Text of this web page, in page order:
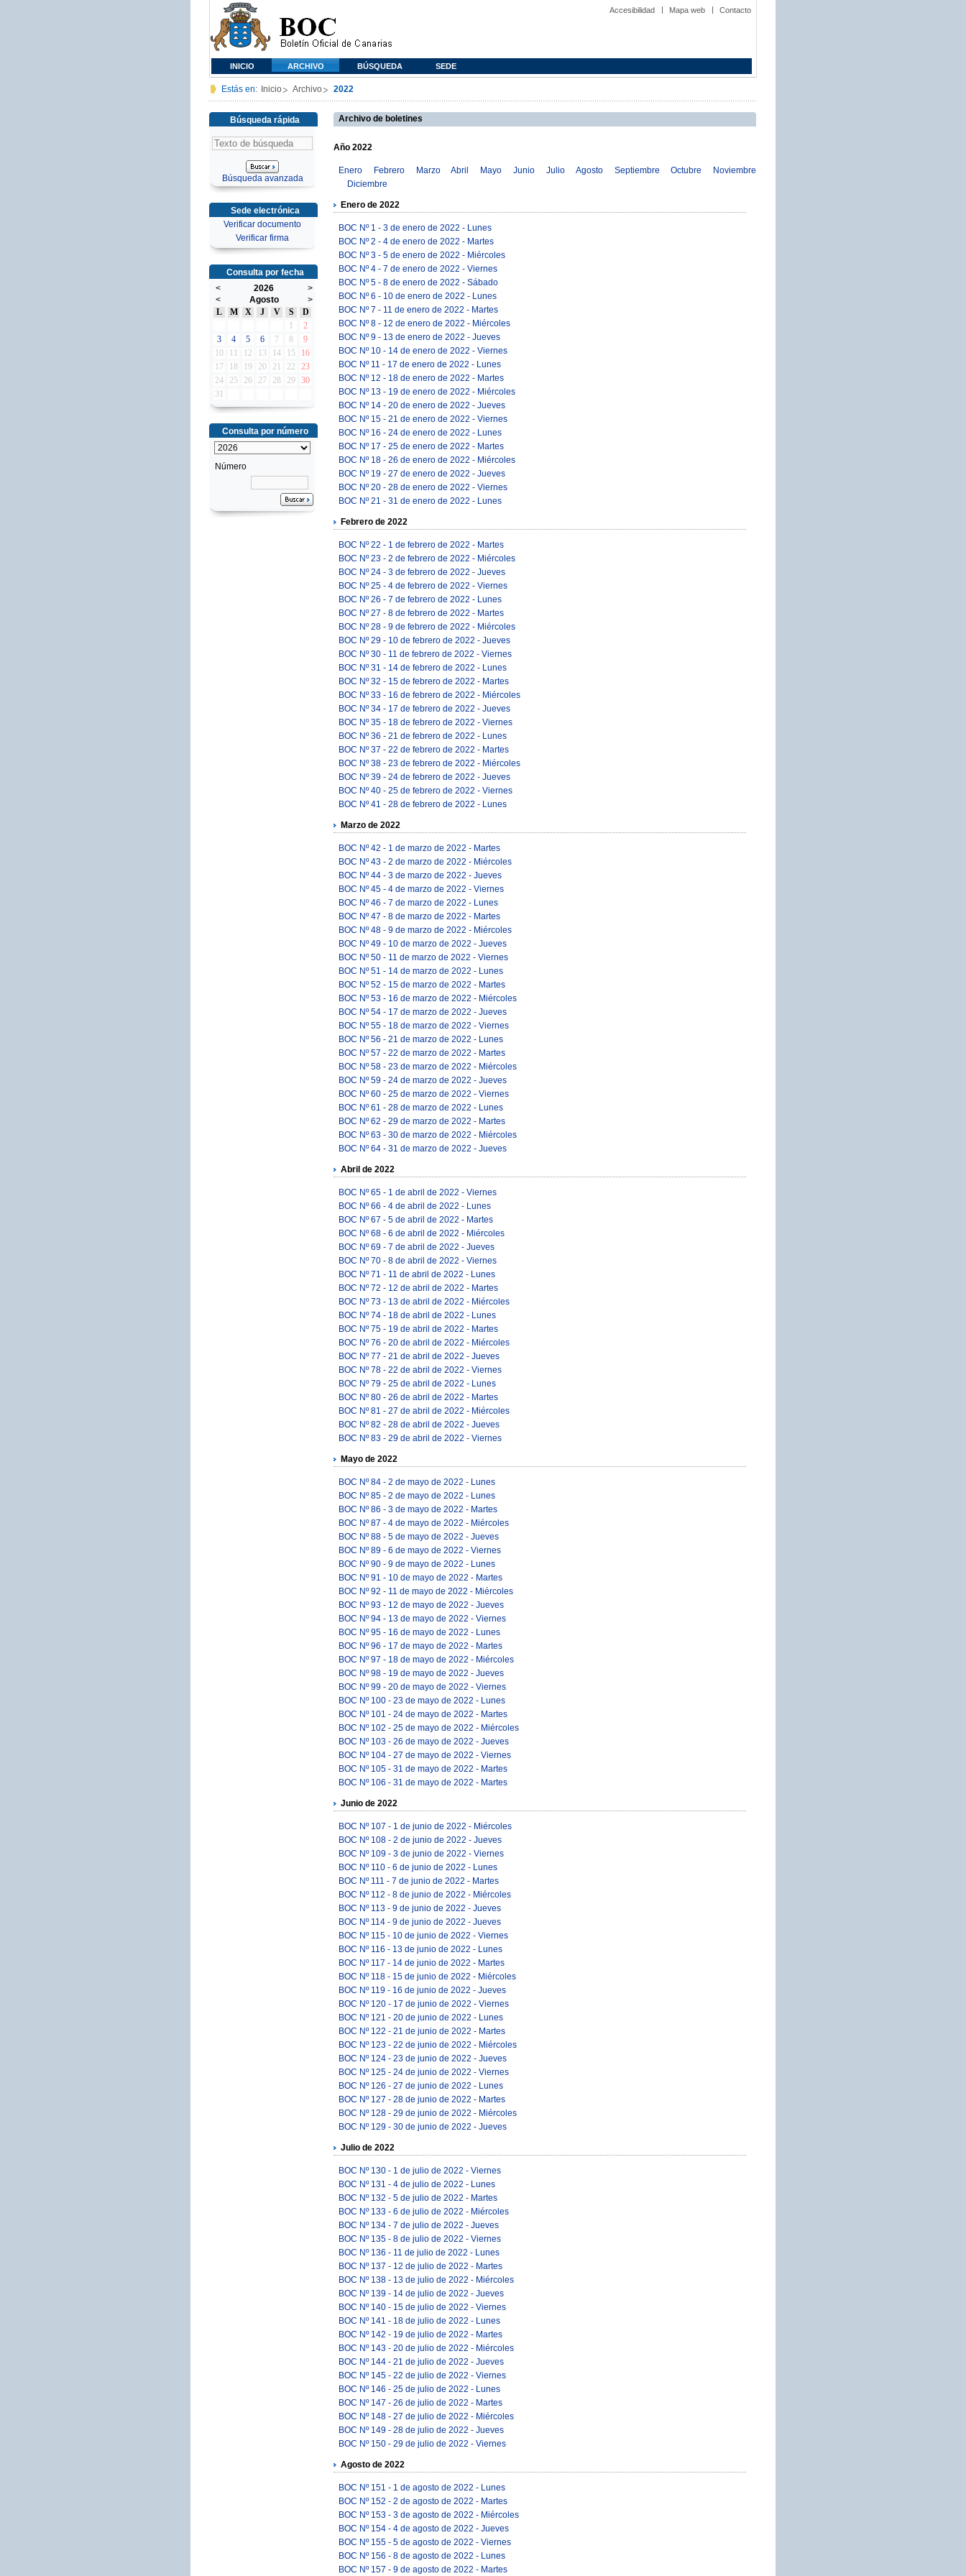
Accesibilidad Mapa web Contacto
INICIO ARCHIVO BÚSQUEDA SEDE
Estás en: Inicio Archivo 2022
Archivo de boletines
Año 2022
Enero Febrero Marzo Abril Mayo Junio Julio Agosto Septiembre Octubre
Noviembre
Diciembre
Enero de 2022
BOC Nº 1 - 3 de enero de 2022 - Lunes
BOC Nº 2 - 4 de enero de 2022 - Martes
BOC Nº 3 - 5 de enero de 2022 - Miércoles
BOC Nº 4 - 7 de enero de 2022 - Viernes
BOC Nº 5 - 8 de enero de 2022 - Sábado
BOC Nº 6 - 10 de enero de 2022 - Lunes
BOC Nº 7 - 11 de enero de 2022 - Martes
BOC Nº 8 - 12 de enero de 2022 - Miércoles
BOC Nº 9 - 13 de enero de 2022 - Jueves
BOC Nº 10 - 14 de enero de 2022 - Viernes
BOC Nº 11 - 17 de enero de 2022 - Lunes
BOC Nº 12 - 18 de enero de 2022 - Martes
BOC Nº 13 - 19 de enero de 2022 - Miércoles
BOC Nº 14 - 20 de enero de 2022 - Jueves
BOC Nº 15 - 21 de enero de 2022 - Viernes
BOC Nº 16 - 24 de enero de 2022 - Lunes
BOC Nº 17 - 25 de enero de 2022 - Martes
BOC Nº 18 - 26 de enero de 2022 - Miércoles
BOC Nº 19 - 27 de enero de 2022 - Jueves
BOC Nº 20 - 28 de enero de 2022 - Viernes
BOC Nº 21 - 31 de enero de 2022 - Lunes
Febrero de 2022
BOC Nº 22 - 1 de febrero de 2022 - Martes
BOC Nº 23 - 2 de febrero de 2022 - Miércoles
BOC Nº 24 - 3 de febrero de 2022 - Jueves
BOC Nº 25 - 4 de febrero de 2022 - Viernes
BOC Nº 26 - 7 de febrero de 2022 - Lunes
BOC Nº 27 - 8 de febrero de 2022 - Martes
BOC Nº 28 - 9 de febrero de 2022 - Miércoles
BOC Nº 29 - 10 de febrero de 2022 - Jueves
BOC Nº 30 - 11 de febrero de 2022 - Viernes
BOC Nº 31 - 14 de febrero de 2022 - Lunes
BOC Nº 32 - 15 de febrero de 2022 - Martes
BOC Nº 33 - 16 de febrero de 2022 - Miércoles
BOC Nº 34 - 17 de febrero de 2022 - Jueves
BOC Nº 35 - 18 de febrero de 2022 - Viernes
BOC Nº 36 - 21 de febrero de 2022 - Lunes
BOC Nº 37 - 22 de febrero de 2022 - Martes
BOC Nº 38 - 23 de febrero de 2022 - Miércoles
BOC Nº 39 - 24 de febrero de 2022 - Jueves
BOC Nº 40 - 25 de febrero de 2022 - Viernes
BOC Nº 41 - 28 de febrero de 2022 - Lunes
Marzo de 2022
BOC Nº 42 - 1 de marzo de 2022 - Martes
BOC Nº 43 - 2 de marzo de 2022 - Miércoles
BOC Nº 44 - 3 de marzo de 2022 - Jueves
BOC Nº 45 - 4 de marzo de 2022 - Viernes
BOC Nº 46 - 7 de marzo de 2022 - Lunes
BOC Nº 47 - 8 de marzo de 2022 - Martes
BOC Nº 48 - 9 de marzo de 2022 - Miércoles
BOC Nº 49 - 10 de marzo de 2022 - Jueves
BOC Nº 50 - 11 de marzo de 2022 - Viernes
BOC Nº 51 - 14 de marzo de 2022 - Lunes
BOC Nº 52 - 15 de marzo de 2022 - Martes
BOC Nº 53 - 16 de marzo de 2022 - Miércoles
BOC Nº 54 - 17 de marzo de 2022 - Jueves
BOC Nº 55 - 18 de marzo de 2022 - Viernes
BOC Nº 56 - 21 de marzo de 2022 - Lunes
BOC Nº 57 - 22 de marzo de 2022 - Martes
BOC Nº 58 - 23 de marzo de 2022 - Miércoles
BOC Nº 59 - 24 de marzo de 2022 - Jueves
BOC Nº 60 - 25 de marzo de 2022 - Viernes
BOC Nº 61 - 28 de marzo de 2022 - Lunes
BOC Nº 62 - 29 de marzo de 2022 - Martes
BOC Nº 63 - 30 de marzo de 2022 - Miércoles
BOC Nº 64 - 31 de marzo de 2022 - Jueves
Abril de 2022
BOC Nº 65 - 1 de abril de 2022 - Viernes
BOC Nº 66 - 4 de abril de 2022 - Lunes
BOC Nº 67 - 5 de abril de 2022 - Martes
BOC Nº 68 - 6 de abril de 2022 - Miércoles
BOC Nº 69 - 7 de abril de 2022 - Jueves
BOC Nº 70 - 8 de abril de 2022 - Viernes
BOC Nº 71 - 11 de abril de 2022 - Lunes
BOC Nº 72 - 12 de abril de 2022 - Martes
BOC Nº 73 - 13 de abril de 2022 - Miércoles
BOC Nº 74 - 18 de abril de 2022 - Lunes
BOC Nº 75 - 19 de abril de 2022 - Martes
BOC Nº 76 - 20 de abril de 2022 - Miércoles
BOC Nº 77 - 21 de abril de 2022 - Jueves
BOC Nº 78 - 22 de abril de 2022 - Viernes
BOC Nº 79 - 25 de abril de 2022 - Lunes
BOC Nº 80 - 26 de abril de 2022 - Martes
BOC Nº 81 - 27 de abril de 2022 - Miércoles
BOC Nº 82 - 28 de abril de 2022 - Jueves
BOC Nº 83 - 29 de abril de 2022 - Viernes
Mayo de 2022
BOC Nº 84 - 2 de mayo de 2022 - Lunes
BOC Nº 85 - 2 de mayo de 2022 - Lunes
BOC Nº 86 - 3 de mayo de 2022 - Martes
BOC Nº 87 - 4 de mayo de 2022 - Miércoles
BOC Nº 88 - 5 de mayo de 2022 - Jueves
BOC Nº 89 - 6 de mayo de 2022 - Viernes
BOC Nº 90 - 9 de mayo de 2022 - Lunes
BOC Nº 91 - 10 de mayo de 2022 - Martes
BOC Nº 92 - 11 de mayo de 2022 - Miércoles
BOC Nº 93 - 12 de mayo de 2022 - Jueves
BOC Nº 94 - 13 de mayo de 2022 - Viernes
BOC Nº 95 - 16 de mayo de 2022 - Lunes
BOC Nº 96 - 17 de mayo de 2022 - Martes
BOC Nº 97 - 18 de mayo de 2022 - Miércoles
BOC Nº 98 - 19 de mayo de 2022 - Jueves
BOC Nº 99 - 20 de mayo de 2022 - Viernes
BOC Nº 100 - 23 de mayo de 2022 - Lunes
BOC Nº 101 - 24 de mayo de 2022 - Martes
BOC Nº 102 - 25 de mayo de 2022 - Miércoles
BOC Nº 103 - 26 de mayo de 2022 - Jueves
BOC Nº 104 - 27 de mayo de 2022 - Viernes
BOC Nº 105 - 31 de mayo de 2022 - Martes
BOC Nº 106 - 31 de mayo de 2022 - Martes
Junio de 2022
BOC Nº 107 - 1 de junio de 2022 - Miércoles
BOC Nº 108 - 2 de junio de 2022 - Jueves
BOC Nº 109 - 3 de junio de 2022 - Viernes
BOC Nº 110 - 6 de junio de 2022 - Lunes
BOC Nº 111 - 7 de junio de 2022 - Martes
BOC Nº 112 - 8 de junio de 2022 - Miércoles
BOC Nº 113 - 9 de junio de 2022 - Jueves
BOC Nº 114 - 9 de junio de 2022 - Jueves
BOC Nº 115 - 10 de junio de 2022 - Viernes
BOC Nº 116 - 13 de junio de 2022 - Lunes
BOC Nº 117 - 14 de junio de 2022 - Martes
BOC Nº 118 - 15 de junio de 2022 - Miércoles
BOC Nº 119 - 16 de junio de 2022 - Jueves
BOC Nº 120 - 17 de junio de 2022 - Viernes
BOC Nº 121 - 20 de junio de 2022 - Lunes
BOC Nº 122 - 21 de junio de 2022 - Martes
BOC Nº 123 - 22 de junio de 2022 - Miércoles
BOC Nº 124 - 23 de junio de 2022 - Jueves
BOC Nº 125 - 24 de junio de 2022 - Viernes
BOC Nº 126 - 27 de junio de 2022 - Lunes
BOC Nº 127 - 28 de junio de 2022 - Martes
BOC Nº 128 - 29 de junio de 2022 - Miércoles
BOC Nº 129 - 30 de junio de 2022 - Jueves
Julio de 2022
BOC Nº 130 - 1 de julio de 2022 - Viernes
BOC Nº 131 - 4 de julio de 2022 - Lunes
BOC Nº 132 - 5 de julio de 2022 - Martes
BOC Nº 133 - 6 de julio de 2022 - Miércoles
BOC Nº 134 - 7 de julio de 2022 - Jueves
BOC Nº 135 - 8 de julio de 2022 - Viernes
BOC Nº 136 - 11 de julio de 2022 - Lunes
BOC Nº 137 - 12 de julio de 2022 - Martes
BOC Nº 138 - 13 de julio de 2022 - Miércoles
BOC Nº 139 - 14 de julio de 2022 - Jueves
BOC Nº 140 - 15 de julio de 2022 - Viernes
BOC Nº 141 - 18 de julio de 2022 - Lunes
BOC Nº 142 - 19 de julio de 2022 - Martes
BOC Nº 143 - 20 de julio de 2022 - Miércoles
BOC Nº 144 - 21 de julio de 2022 - Jueves
BOC Nº 145 - 22 de julio de 2022 - Viernes
BOC Nº 146 - 25 de julio de 2022 - Lunes
BOC Nº 147 - 26 de julio de 2022 - Martes
BOC Nº 148 - 27 de julio de 2022 - Miércoles
BOC Nº 149 - 28 de julio de 2022 - Jueves
BOC Nº 150 - 29 de julio de 2022 - Viernes
Agosto de 2022
BOC Nº 151 - 1 de agosto de 2022 - Lunes
BOC Nº 152 - 2 de agosto de 2022 - Martes
BOC Nº 153 - 3 de agosto de 2022 - Miércoles
BOC Nº 154 - 4 de agosto de 2022 - Jueves
BOC Nº 155 - 5 de agosto de 2022 - Viernes
BOC Nº 156 - 8 de agosto de 2022 - Lunes
BOC Nº 157 - 9 de agosto de 2022 - Martes